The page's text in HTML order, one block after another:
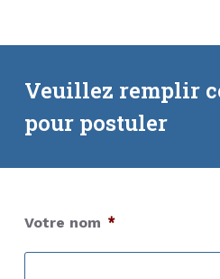
Veuillez remplir
pour postuler
Votre nom *